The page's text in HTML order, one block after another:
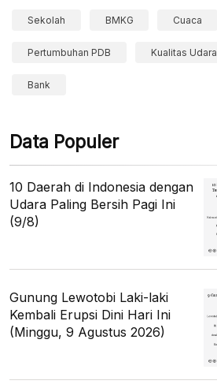
Sekolah BMKG Cuaca
Pertumbuhan PDB Kualitas Udara
Bank
Data Populer
10 Daerah di Indonesia dengan
Udara Paling Bersih Pagi Ini
(9/8)
Gunung Lewotobi Laki-laki
Kembali Erupsi Dini Hari Ini
(Minggu, 9 Agustus 2026)